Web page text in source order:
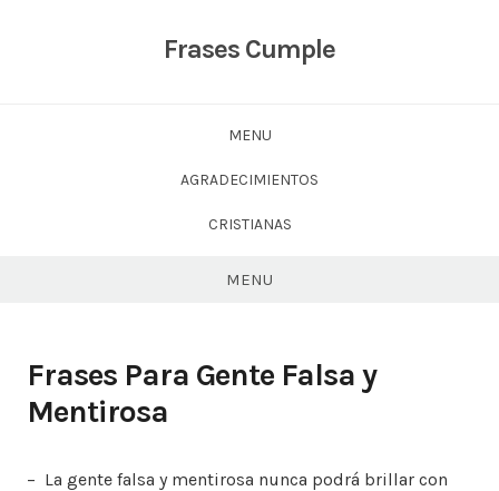
Frases Cumple
MENU
AGRADECIMIENTOS
CRISTIANAS
MENU
Frases Para Gente Falsa y
Mentirosa
– La gente falsa y mentirosa nunca podrá brillar con